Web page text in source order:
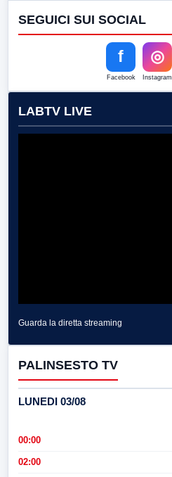
SEGUICI SUI SOCIAL
f
Facebook
◎
Instagram
LABTV LIVE
Guarda la diretta streaming
PALINSESTO TV
LUNEDI 03/08
00:00
02:00